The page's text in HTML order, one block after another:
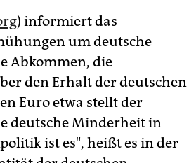
) informiert das
um deutsche
Abkommen, die
den Erhalt der deutschen
Euro etwa stellt der
deutsche Minderheit in
ist es", heißt es in der